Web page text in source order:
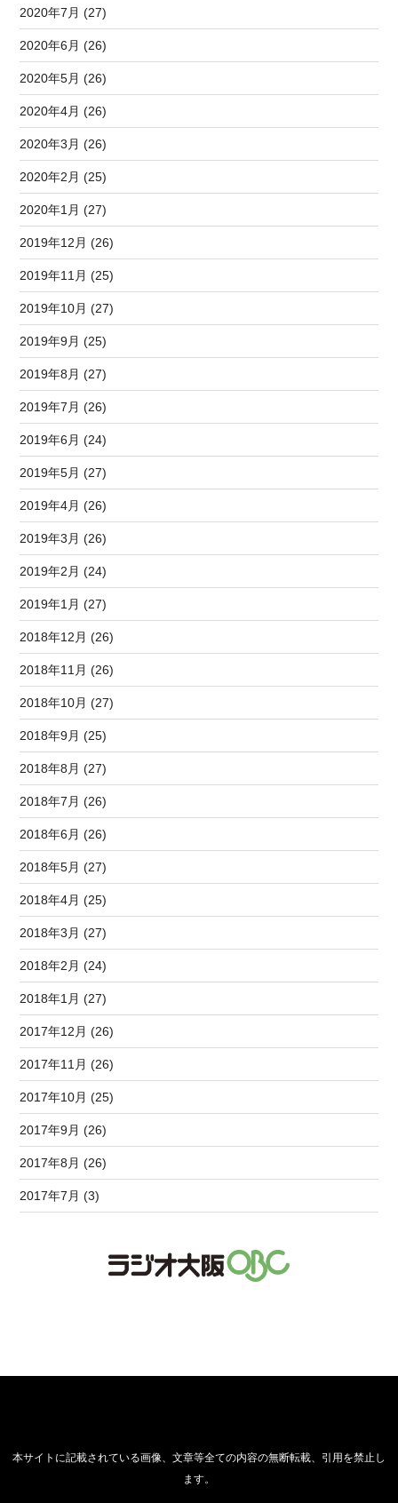
2020年7月 (27)
2020年6月 (26)
2020年5月 (26)
2020年4月 (26)
2020年3月 (26)
2020年2月 (25)
2020年1月 (27)
2019年12月 (26)
2019年11月 (25)
2019年10月 (27)
2019年9月 (25)
2019年8月 (27)
2019年7月 (26)
2019年6月 (24)
2019年5月 (27)
2019年4月 (26)
2019年3月 (26)
2019年2月 (24)
2019年1月 (27)
2018年12月 (26)
2018年11月 (26)
2018年10月 (27)
2018年9月 (25)
2018年8月 (27)
2018年7月 (26)
2018年6月 (26)
2018年5月 (27)
2018年4月 (25)
2018年3月 (27)
2018年2月 (24)
2018年1月 (27)
2017年12月 (26)
2017年11月 (26)
2017年10月 (25)
2017年9月 (26)
2017年8月 (26)
2017年7月 (3)
本サイトに記載されている画像、文章等全ての内容の無断転載、引用を禁止し
ます。